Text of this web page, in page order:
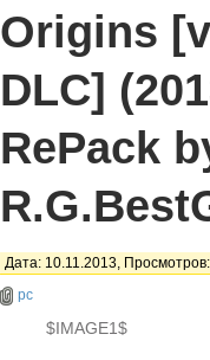
Origins
DLC]
RePack
Дата: 10.11.2013,
pc
$IMAGE1$